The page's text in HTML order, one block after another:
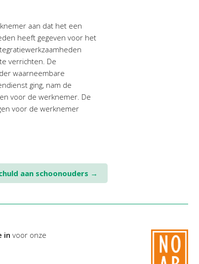
aan dat het een
heeft gegeven voor het
verrichten. De
waarneembare
ging, nam de
voor de werknemer. De
voor de werknemer
aan schoonouders →
in voor onze